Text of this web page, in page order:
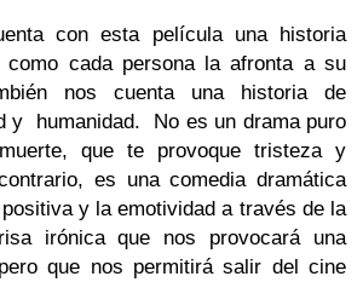
con esta película una historia
cada persona la afronta a su
nos cuenta una historia de
y humanidad. No es un drama puro
que te provoque tristeza y
es una comedia dramática
y la emotividad a través de la
irónica que nos provocará una
que nos permitirá salir del cine